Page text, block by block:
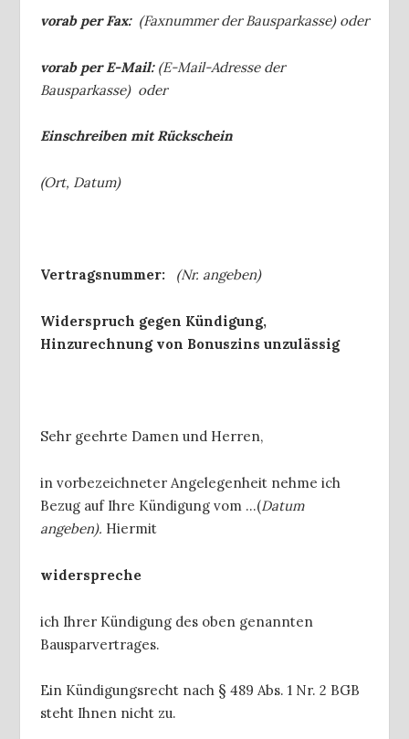
vorab per Fax:(Faxnummer der Bausparkasse) oder
vorab per E-Mail: (E-Mail-Adresse der
Bausparkasse) oder
Einschreiben mit Rückschein
(Ort, Datum)
Vertragsnummer: (Nr. angeben)
Widerspruch gegen Kündigung,
Hinzurechnung von Bonuszins unzulässig
Sehr geehrte Damen und Herren,
in vorbezeichneter Angelegenheit nehme ich
Bezug auf Ihre Kündigung vom …(Datum
angeben). Hiermit
widerspreche
ich Ihrer Kündigung des oben genannten
Bausparvertrages.
Ein Kündigungsrecht nach § 489 Abs. 1 Nr. 2 BGB
steht Ihnen nicht zu.